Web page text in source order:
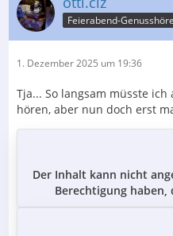
Feierabend-
1. Dezember 2025 um 19:36
Tja... So langsam müsste
hören, aber nun doch erst
Der Inhalt kann nicht
Berechtigung haben,